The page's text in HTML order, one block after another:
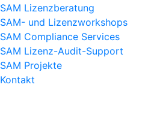
SAM Lizenzberatung
SAM- und Lizenzworkshops
SAM Compliance Services
SAM Lizenz-Audit-Support
SAM Projekte
Kontakt